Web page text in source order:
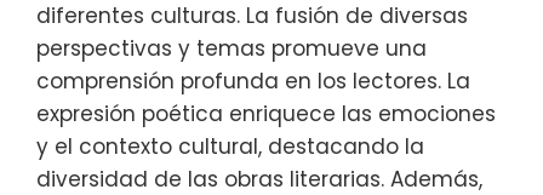
diferentes culturas. La fusión de diversas
perspectivas y temas promueve una
comprensión profunda en los lectores. La
expresión poética enriquece las emociones
y el contexto cultural, destacando la
diversidad de las obras literarias. Además,